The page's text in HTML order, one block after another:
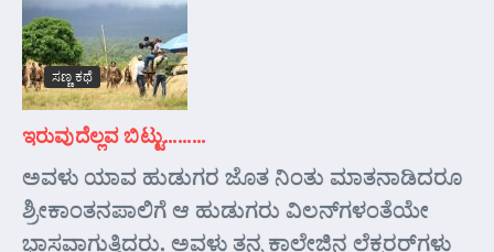
ಸಣ್ಣ ಕಥೆ
ಇರುವುದೆಲ್ಲವ ಬಿಟ್ಟು………
ಅವಳು ಯಾವ ಹುಡುಗರ ಜೊತ ನಿಂತು ಮಾತನಾಡಿದರೂ
ಶ್ರೀಕಾಂತನಪಾಲಿಗೆ ಆ ಹುಡುಗರು ವಿಲನ್‌ಗಳಂತೆಯೇ
ಭಾಸವಾಗುತ್ತಿದ್ದರು. ಅವಳು ತನ್ನ ಕಾಲೇಜಿನ ಲೆಕ್ಚರರ್‌ಗಳು